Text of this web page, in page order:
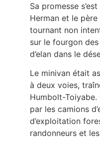
Sa promesse
Herman et le
tournant non
sur le fourgon
d’elan dans le
Le minivan était
à deux voies,
Humbolt-
par les camions
d’exploitation
randonneurs et